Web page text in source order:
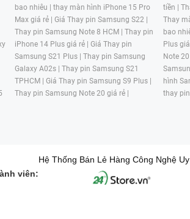
bao nhiêu | thay màn hình iPhone 15 Pro
Max giá rẻ | Giá Thay pin Samsung S22 |
Thay pin Samsung Note 8 HCM | Thay pin
iPhone 14 Plus giá rẻ | Giá Thay pin
Samsung S21 Plus | Thay pin Samsung
Galaxy A02s | Thay pin Samsung S21
TPHCM | Giá Thay pin Samsung S9 Plus |
Thay pin Samsung Note 20 giá rẻ |
tiền |
Thay
bao
Plus
Note
hình
thay
viên:
Hệ Thống Bán Lẻ Hàng Công Nghệ